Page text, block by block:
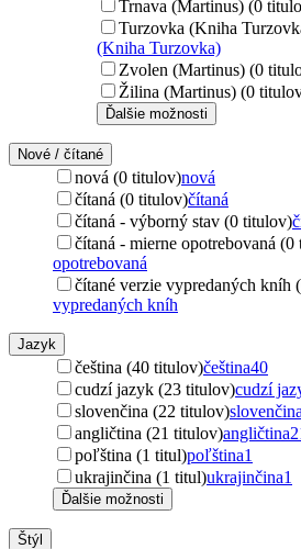
Trnava (Martinus) (0
Turzovka (Kniha
(Kniha Turzovka)
Zvolen (Martinus) (0
Žilina (Martinus) (0
Ďalšie možnosti
Nové / čítané
nová (0 titulov)nová
čítaná (0 titulov)čítaná
čítaná - výborný stav (0 titulov)
čítaná - mierne opotrebovaná
opotrebovaná
čítané verzie vypredaných kníh
vypredaných kníh
Jazyk
čeština (40 titulov)čeština40
cudzí jazyk (23 titulov)cudzí
slovenčina (22 titulov)slovenčina
angličtina (21 titulov)angličtina
poľština (1 titul)poľština1
ukrajinčina (1 titul)ukrajinčina1
Ďalšie možnosti
Štýl